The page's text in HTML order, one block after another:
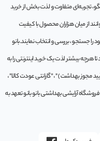
تجربه‌ای متفاوت و لذت بخش از خرید
از ميان هزاران محصول با کيفيت
جستجو ، بررسی و انتخاب نمايند.بانو
هرچه بیشتر لذت یک خرید اینترنتی را به
بهداشت ) " ، "گارانتی عودت کالا" ،
آرایشی بهداشتی بانو بانو تعهد به